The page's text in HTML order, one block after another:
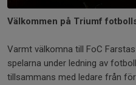
Välkommen på Triumf
Varmt välkomna till FoC
spelarna under ledning av
tillsammans med ledare från